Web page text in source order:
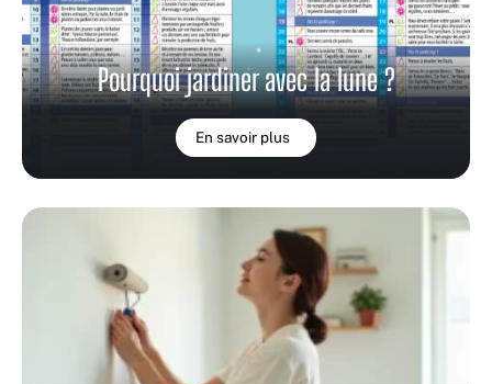
Pourquoi jardiner avec la lune ?
En savoir plus